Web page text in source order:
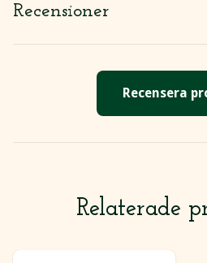
Recensioner
Recensera
Relaterade